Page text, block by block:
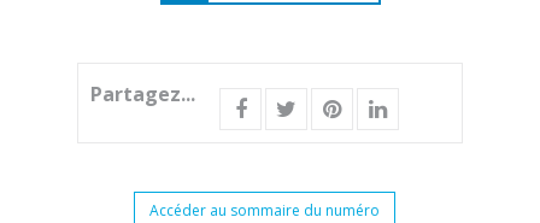
Partagez...
Accéder au sommaire du numéro